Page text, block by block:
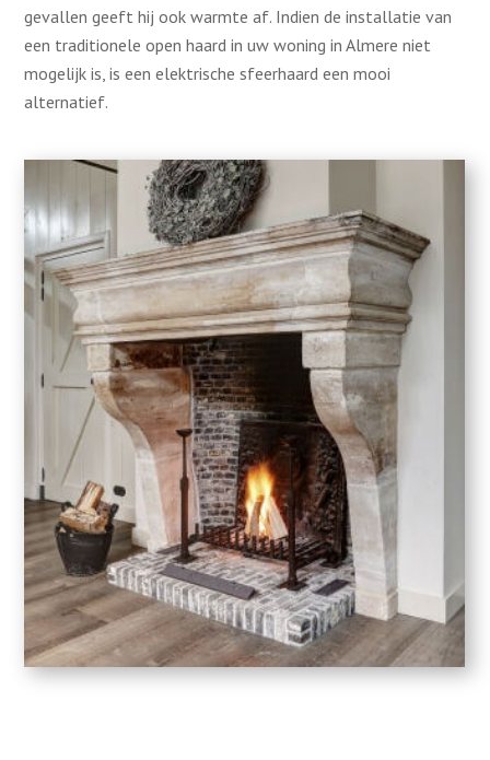
gevallen geeft hij ook warmte af. Indien de installatie van
een traditionele open haard in uw woning in Almere niet
mogelijk is, is een elektrische sfeerhaard een mooi
alternatief.